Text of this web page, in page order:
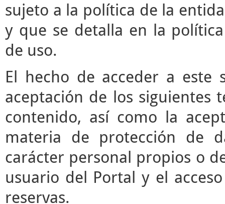
sujeto a la política de la
y que se detalla en la
de uso.
El hecho de acceder a
aceptación de los siguientes
contenido, así como la
materia de protección de
carácter personal propios o
usuario del Portal y el
reservas.